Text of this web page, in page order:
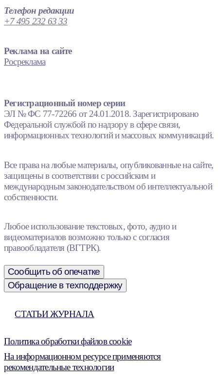
Телефон редакции
+7 495 232 63 33
Реклама на сайте
Росреклама
Регистрационный номер серии
ЭЛ № ФС 77-72266 от 24.01.2018. Зарегистрировано
Федеральной службой по надзору в сфере связи,
информационных технологий и массовых коммуникаций.
Все права на любые материалы, опубликованные на сайте,
защищены в соответствии с российским и
международным законодательством об интеллектуальной
собственности.
Любое использование текстовых, фото, аудио и
видеоматериалов возможно только с согласия
правообладателя (ВГТРК).
Сообщить об опечатке
Обращение в техподдержку
СТАТЬИ ЖУРНАЛА
Политика обработки файлов cookie
На информационном ресурсе применяются
рекомендательные технологии